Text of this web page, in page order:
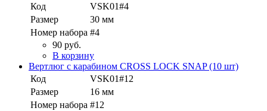
Код
VSK01#4
Размер
30 мм
Номер набора #4
90 руб.
В корзину
Вертлюг с карабином CROSS LOCK SNAP (10 шт)
Код
VSK01#12
Размер
16 мм
Номер набора #12